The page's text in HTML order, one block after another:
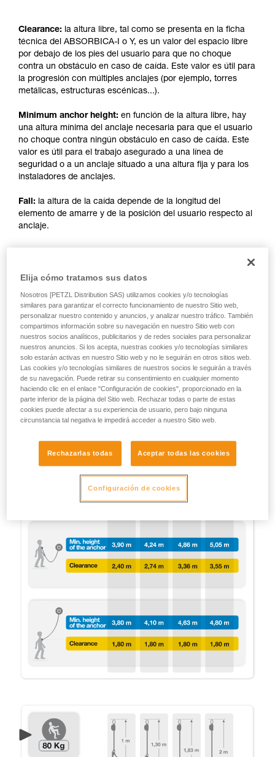
Clearance: la altura libre, tal como se presenta en la ficha
técnica del ABSORBICA-I o Y, es un valor del espacio libre
por debajo de los pies del usuario para que no choque
contra un obstáculo en caso de caída. Este valor es útil para
la progresión con múltiples anclajes (por ejemplo, torres
metálicas, estructuras escénicas...).
Minimum anchor height: en función de la altura libre, hay
una altura mínima del anclaje necesaria para que el usuario
no choque contra ningún obstáculo en caso de caída. Este
valor es útil para el trabajo asegurado a una línea de
seguridad o a un anclaje situado a una altura fija y para los
instaladores de anclajes.
Fall: la altura de la caída depende de la longitud del
elemento de amarre y de la posición del usuario respecto al
anclaje.
DESPUÉS DE 2024
Referencias afectadas: L010AB00, L011AB00, L012AB00,
L012BB00, L012CB00, L013AB01, L014AB01, L014BB01,
L014CB01, L015AB00, L015BB00, L016AB00.
Elija cómo tratamos sus datos
Nosotros [PETZL Distribution SAS) utilizamos cookies y/o tecnologías
similares para garantizar el correcto funcionamiento de nuestro Sitio web,
personalizar nuestro contenido y anuncios, y analizar nuestro tráfico. También
compartimos información sobre su navegación en nuestro Sitio web con
nuestros socios analíticos, publicitarios y de redes sociales para personalizar
nuestros anuncios. Si los acepta, nuestras cookies y/o tecnologías similares
solo estarán activas en nuestro Sitio web y no le seguirán en otros sitios web.
Las cookies y/o tecnologías similares de nuestros socios le seguirán a través
de su navegación. Puede retirar su consentimiento en cualquier momento
haciendo clic en el enlace "Configuración de cookies", proporcionado en la
parte inferior de la página del Sitio web. Rechazar todas o parte de estas
cookies puede afectar a su experiencia de usuario, pero bajo ninguna
circunstancia tal negativa le impedirá acceder a nuestro Sitio web.
Rechazarlas todas Aceptar todas las cookies
Configuración de cookies